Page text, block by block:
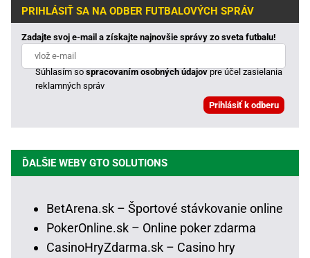
PRIHLÁSIŤ SA NA ODBER FUTBALOVÝCH SPRÁV
Zadajte svoj e-mail a získajte najnovšie správy zo sveta futbalu!
Súhlasím sospracovaním osobných údajovpre účel zasielania
reklamných správ
ĎALŠIE WEBY GTO SOLUTIONS
BetArena.sk – Športové stávkovanie online
PokerOnline.sk – Online poker zdarma
CasinoHryZdarma.sk – Casino hry